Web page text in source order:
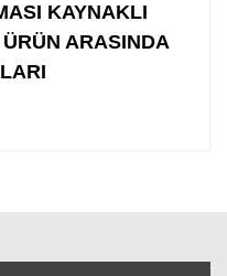
KAYNAKLI
ARASINDA